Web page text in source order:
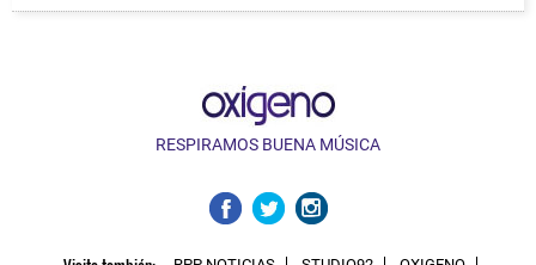
RESPIRAMOS BUENA MÚSICA